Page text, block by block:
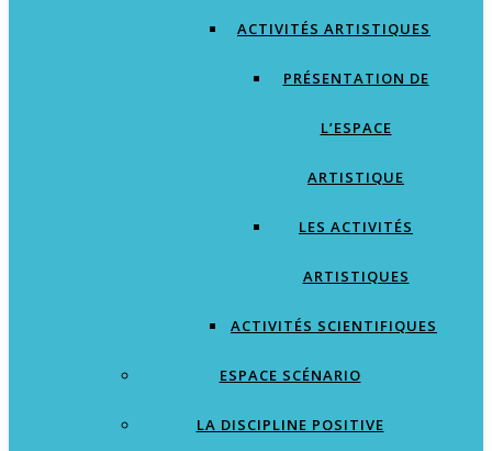
ACTIVITÉS ARTISTIQUES
PRÉSENTATION DE
L’ESPACE
ARTISTIQUE
LES ACTIVITÉS
ARTISTIQUES
ACTIVITÉS SCIENTIFIQUES
ESPACE SCÉNARIO
LA DISCIPLINE POSITIVE